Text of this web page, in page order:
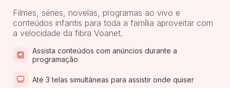
Filmes, séries, novelas, programas ao vivo e
conteúdos infantis para toda a família aproveitar com
a velocidade da fibra Voanet.
Assista conteúdos com anúncios durante a
programação
Até 3 telas simultâneas para assistir onde quiser